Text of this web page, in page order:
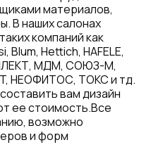
материалов,
В наших салонах
компаний как
Blum, Hettich, HAFELE,
МДМ, СОЮЗ-М,
НЕОФИТОС, ТОКС и тд.
вам дизайн
ее стоимость.Все
возможно
и форм